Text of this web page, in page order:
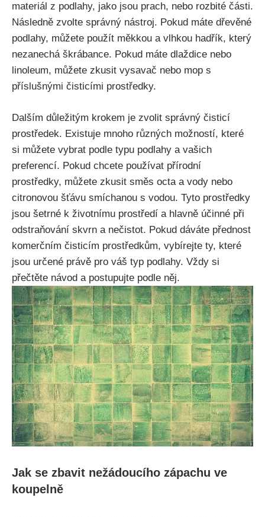
materiál ⁣z podlahy, jako jsou prach, nebo rozbité části.
Následně ⁢zvolte správný nástroj. Pokud máte dřevěné
podlahy, můžete použít měkkou a vlhkou hadřík, který
nezanechá škrábance. Pokud máte dlaždice nebo
linoleum, můžete zkusit vysavač nebo mop s
příslušnými čisticími prostředky.
Dalším důležitým krokem je zvolit správný čisticí
prostředek. Existuje​ mnoho různých možností, které
si můžete vybrat podle typu podlahy a vašich
preferencí. ​Pokud​ chcete ‌používat⁤ přírodní
prostředky, můžete zkusit směs octa a vody nebo
citronovou šťávu ‌smíchanou s vodou. Tyto prostředky
jsou šetrné k životnímu prostředí a hlavně účinné při
odstraňování ⁢skvrn a nečistot. Pokud dáváte přednost
komerčním čisticím prostředkům, vybírejte ty, které
jsou určené právě pro váš typ podlahy. Vždy si
přečtěte návod a postupujte podle něj.
Jak se zbavit nežádoucího zápachu ‌ve ​
koupelně